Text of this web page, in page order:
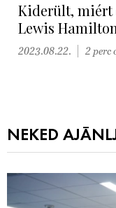
Kiderült, miért
Lewis
2023.08.22. 2 perc
NEKED